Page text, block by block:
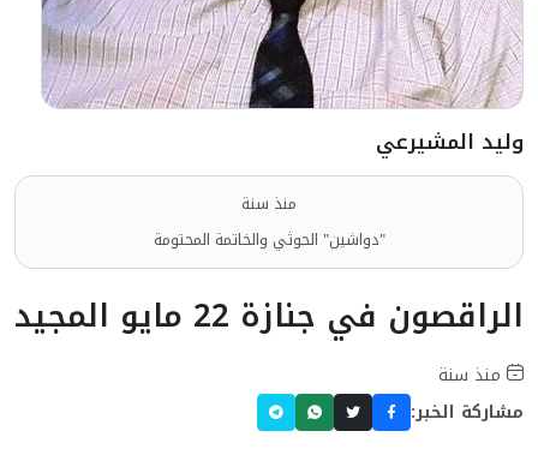
وليد المشيرعي
منذ سنة
"دواشين" الحوثي والخاتمة المحتومة
الراقصون في جنازة 22 مايو المجيد
منذ سنة
مشاركة الخبر: